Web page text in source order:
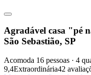
Agradável casa "pé
São Sebastião, SP
Acomoda 16 pessoas · 4
9,4Extraordinária42